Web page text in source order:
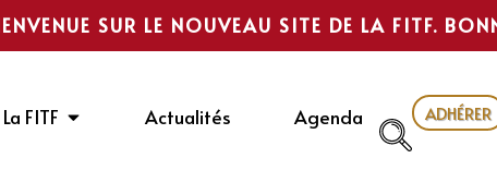
SUR LE NOUVEAU SITE DE LA FITF.
La FITF Actualités
Agenda
ADHÉRER